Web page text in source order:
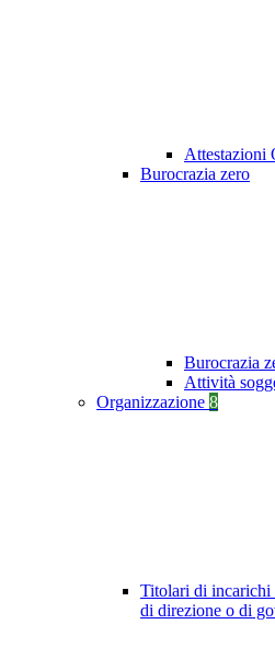
Attestazioni
Burocrazia zero
Burocrazia
Attività
Organizzazione 8
Titolari di incarichi
di direzione o di